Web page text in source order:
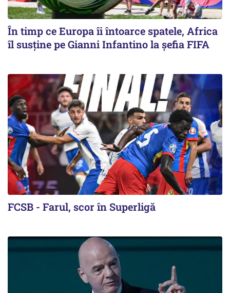
În timp ce Europa îi întoarce spatele, Africa
îl susține pe Gianni Infantino la șefia FIFA
FCSB - Farul, scor în Superligă